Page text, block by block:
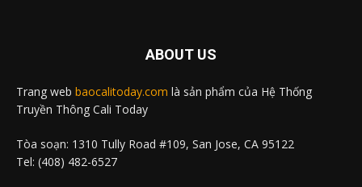
ABOUT US
Trang web baocalitoday.com là sản phẩm của Hệ Thống
Truyền Thông Cali Today
Tòa soạn: 1310 Tully Road #109, San Jose, CA 95122
Tel: (408) 482-6527